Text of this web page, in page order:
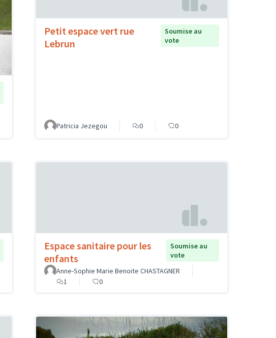
Petit espace vert rue
Lebrun
Soumise au
vote
Patricia Jezegou 0 0
Espace sanitaire pour les
enfants
Soumise au
vote
Anne-Sophie Marie Benoite CHASTAGNER
1
0